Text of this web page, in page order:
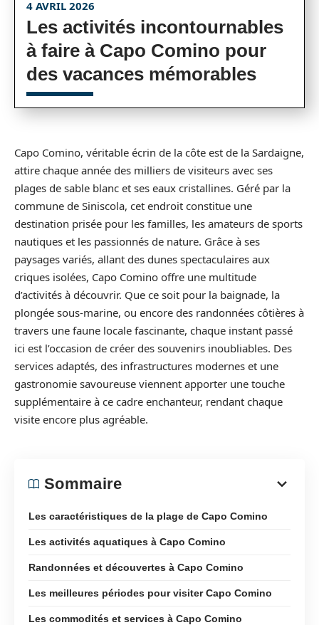
4 AVRIL 2026
Les activités incontournables
à faire à Capo Comino pour
des vacances mémorables
Capo Comino, véritable écrin de la côte est de la Sardaigne,
attire chaque année des milliers de visiteurs avec ses
plages de sable blanc et ses eaux cristallines. Géré par la
commune de Siniscola, cet endroit constitue une
destination prisée pour les familles, les amateurs de sports
nautiques et les passionnés de nature. Grâce à ses
paysages variés, allant des dunes spectaculaires aux
criques isolées, Capo Comino offre une multitude
d’activités à découvrir. Que ce soit pour la baignade, la
plongée sous-marine, ou encore des randonnées côtières à
travers une faune locale fascinante, chaque instant passé
ici est l’occasion de créer des souvenirs inoubliables. Des
services adaptés, des infrastructures modernes et une
gastronomie savoureuse viennent apporter une touche
supplémentaire à ce cadre enchanteur, rendant chaque
visite encore plus agréable.
Sommaire
Les caractéristiques de la plage de Capo Comino
Les activités aquatiques à Capo Comino
Randonnées et découvertes à Capo Comino
Les meilleures périodes pour visiter Capo Comino
Les commodités et services à Capo Comino